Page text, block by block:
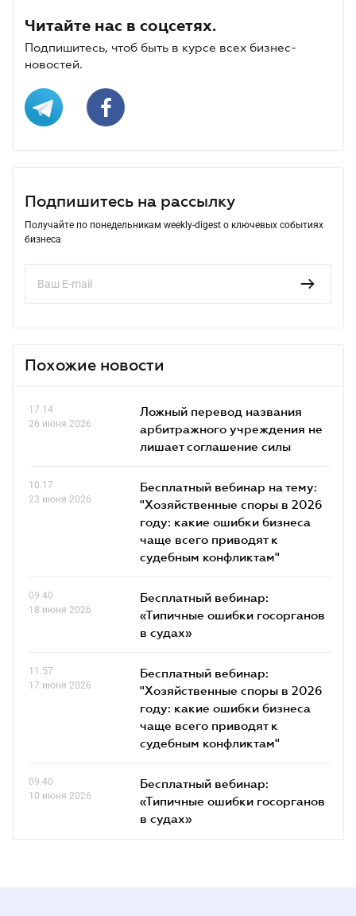
Читайте нас в соцсетях.
Подпишитесь, чтоб быть в курсе всех бизнес-
новостей.
Подпишитесь на рассылку
Получайте по понедельникам weekly-digest о ключевых событиях
бизнеса
Похожие новости
17.14
26 июня 2026
Ложный перевод названия
арбитражного учреждения не
лишает соглашение силы
10.17
23 июня 2026
Бесплатный вебинар на тему:
"Хозяйственные споры в 2026
году: какие ошибки бизнеса
чаще всего приводят к
судебным конфликтам"
09.40
18 июня 2026
Бесплатный вебинар:
«Типичные ошибки госорганов
в судах»
11.57
17 июня 2026
Бесплатный вебинар:
"Хозяйственные споры в 2026
году: какие ошибки бизнеса
чаще всего приводят к
судебным конфликтам"
09.40
10 июня 2026
Бесплатный вебинар:
«Типичные ошибки госорганов
в судах»